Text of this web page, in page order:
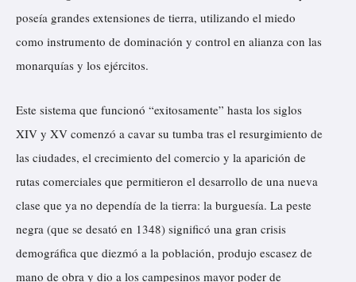
poseía grandes extensiones de tierra, utilizando el miedo
como instrumento de dominación y control en alianza con las
monarquías y los ejércitos.
Este sistema que funcionó “exitosamente” hasta los siglos
XIV y XV comenzó a cavar su tumba tras el resurgimiento de
las ciudades, el crecimiento del comercio y la aparición de
rutas comerciales que permitieron el desarrollo de una nueva
clase que ya no dependía de la tierra: la burguesía. La peste
negra (que se desató en 1348) significó una gran crisis
demográfica que diezmó a la población, produjo escasez de
mano de obra y dio a los campesinos mayor poder de